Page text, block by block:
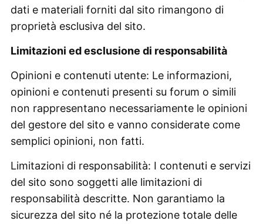
dati e materiali forniti dal sito rimangono di
proprietà esclusiva del sito.
Limitazioni ed esclusione di responsabilità
Opinioni e contenuti utente: Le informazioni,
opinioni e contenuti presenti su forum o simili
non rappresentano necessariamente le opinioni
del gestore del sito e vanno considerate come
semplici opinioni, non fatti.
Limitazioni di responsabilità: I contenuti e servizi
del sito sono soggetti alle limitazioni di
responsabilità descritte. Non garantiamo la
sicurezza del sito né la protezione totale delle